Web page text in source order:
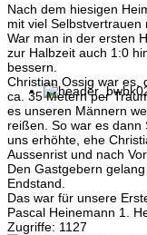
Nach dem hiesigen
mit viel Selbstvertrauen
War man in der ersten
zur Halbzeit auch 1:0
bessern.
Christian Ossig war es,
ca. 35 Metern per
es unseren Männern
reißen. So war es dann
uns erhöhte, ehe
Aussenrist und nach
Den Gastgebern
Endstand.
Das war für unsere
Pascal Heinemann 1.
Zugriffe: 1127